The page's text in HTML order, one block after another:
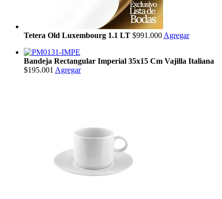
Tetera Old Luxembourg 1.1 LT $991.000 Agregar
Bandeja Rectangular Imperial 35x15 Cm Vajilla Italiana
$195.001 Agregar